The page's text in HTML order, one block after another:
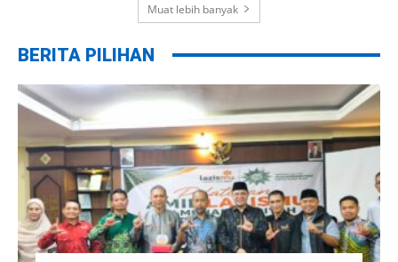
Muat lebih banyak
BERITA PILIHAN